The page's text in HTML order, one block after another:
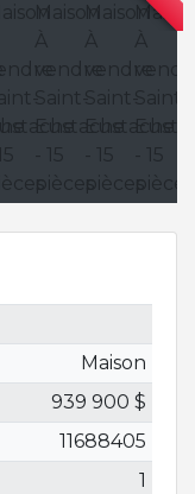
Maison
939 900 $
11688405
1